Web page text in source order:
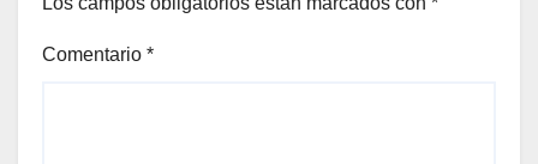
Comentario *